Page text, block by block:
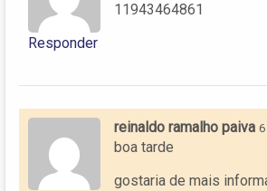
11943464861
Responder
reinaldo ramalho paiva
boa tarde
gostaria de mais